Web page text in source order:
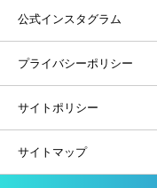
公式インスタグラム
プライバシーポリシー
サイトポリシー
サイトマップ